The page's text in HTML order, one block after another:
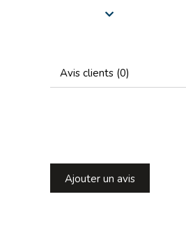
Avis clients (0)
Ajouter un avis